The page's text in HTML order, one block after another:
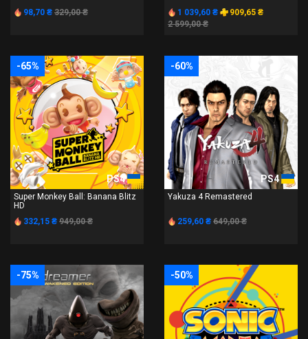
98,70 ₴ 329,00 ₴ 1 039,60 ₴
909,65 ₴
2 599,00 ₴
-65%
PS4
Super Monkey Ball: Banana Blitz
HD
332,15 ₴ 949,00 ₴
-60%
PS4
Yakuza 4 Remastered
259,60 ₴ 649,00 ₴
-75% -50%